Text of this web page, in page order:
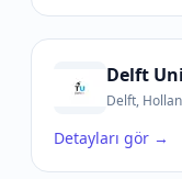
Delft
Delft,
Detayları gör →